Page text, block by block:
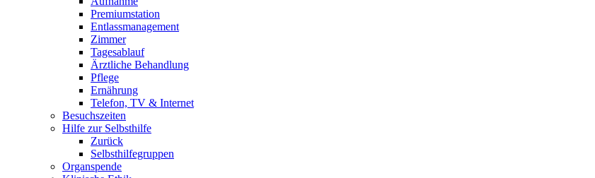
Premiumstation
Entlassmanagement
Zimmer
Tagesablauf
Ärztliche Behandlung
Pflege
Ernährung
Telefon, TV & Internet
Besuchszeiten
Hilfe zur Selbsthilfe
Zurück
Selbsthilfegruppen
Organspende